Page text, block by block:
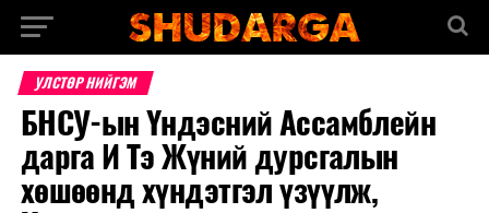
УЛСТӨР НИЙГЭМ
БНСУ-ын Үндэсний Ассамблейн
дарга И Тэ Жүний дурсгалын
хөшөөнд хүндэтгэл үзүүлж,